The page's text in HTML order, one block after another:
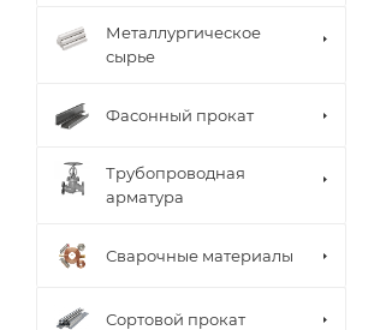
Металлургическое
сырье
Фасонный прокат
Трубопроводная
арматура
Сварочные материалы
Сортовой прокат